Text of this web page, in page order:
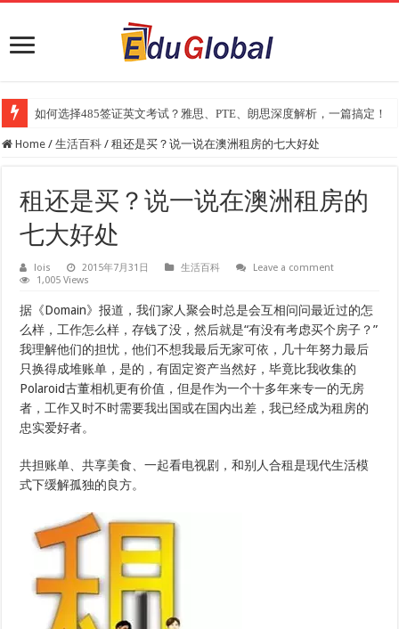
如何选择485签证英文考试？雅思、PTE、朗思深度解析，一篇搞定！
2025年《澳洲金融评论报》大学排名出炉：一份关乎本地就业与声誉的
Home / 生活百科 / 租还是买？说一说在澳洲租房的七大好处
租还是买？说一说在澳洲租房的
七大好处
lois 2015年7月31日 生活百科
Leave a comment
1,005 Views
据《Domain》报道，我们家人聚会时总是会互相问问最近过的怎
么样，工作怎么样，存钱了没，然后就是“有没有考虑买个房子？”
我理解他们的担忧，他们不想我最后无家可依，几十年努力最后
只换得成堆账单，是的，有固定资产当然好，毕竟比我收集的
Polaroid古董相机更有价值，但是作为一个十多年来专一的无房
者，工作又时不时需要我出国或在国内出差，我已经成为租房的
忠实爱好者。
共担账单、共享美食、一起看电视剧，和别人合租是现代生活模
式下缓解孤独的良方。